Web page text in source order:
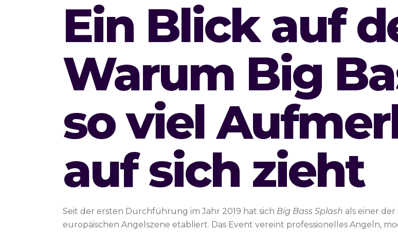
Ein Blick auf
Warum Big
so viel
auf sich zieht
Seit der ersten Durchführung im Jahr 2019 hat sich Big Bass Splash als einer
europäischen Angelszene etabliert. Das Event vereint professionelles Angeln,